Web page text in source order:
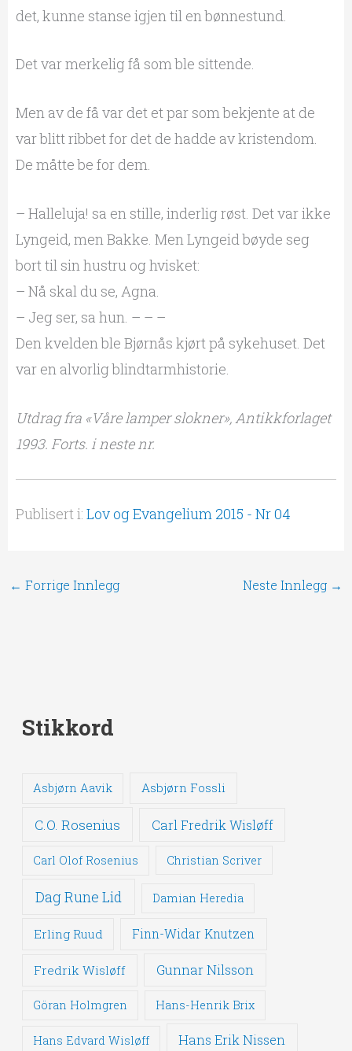
det, kunne stanse igjen til en bønnestund.
Det var merkelig få som ble sittende.
Men av de få var det et par som bekjente at de
var blitt ribbet for det de hadde av kristendom.
De måtte be for dem.
– Halleluja! sa en stille, inderlig røst. Det var ikke
Lyngeid, men Bakke. Men Lyngeid bøyde seg
bort til sin hustru og hvisket:
– Nå skal du se, Agna.
– Jeg ser, sa hun. – – –
Den kvelden ble Bjørnås kjørt på sykehuset. Det
var en alvorlig blindtarmhistorie.
Utdrag fra «Våre lamper slokner», Antikkforlaget
1993. Forts. i neste nr.
Publisert i: Lov og Evangelium 2015 - Nr 04
← Forrige Innlegg Neste Innlegg →
Stikkord
Asbjørn Aavik Asbjørn Fossli
C.O. Rosenius Carl Fredrik Wisløff
Carl Olof Rosenius Christian Scriver
Dag Rune Lid Damian Heredia
Erling Ruud Finn-Widar Knutzen
Fredrik Wisløff Gunnar Nilsson
Göran Holmgren Hans-Henrik Brix
Hans Edvard Wisløff Hans Erik Nissen